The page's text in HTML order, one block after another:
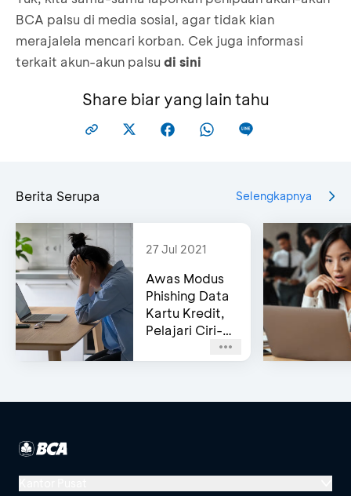
BCA palsu di media sosial, agar tidak kian
merajalela mencari korban. Cek juga informasi
terkait akun-akun palsu di sini
Share biar yang lain tahu
Berita Serupa Selengkapnya
27 Jul 2021
Awas Modus
Phishing Data
Kartu Kredit,
Pelajari Ciri-